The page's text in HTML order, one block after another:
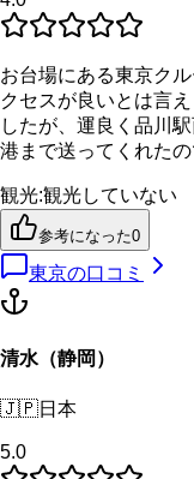
お台場にある東京ク
クセスが良いとは言
したが、運良く品川
港まで送ってくれたの
観光:観光していない
参考になった0
東京の口コミ
清水（静岡）
🇯🇵日本
5.0